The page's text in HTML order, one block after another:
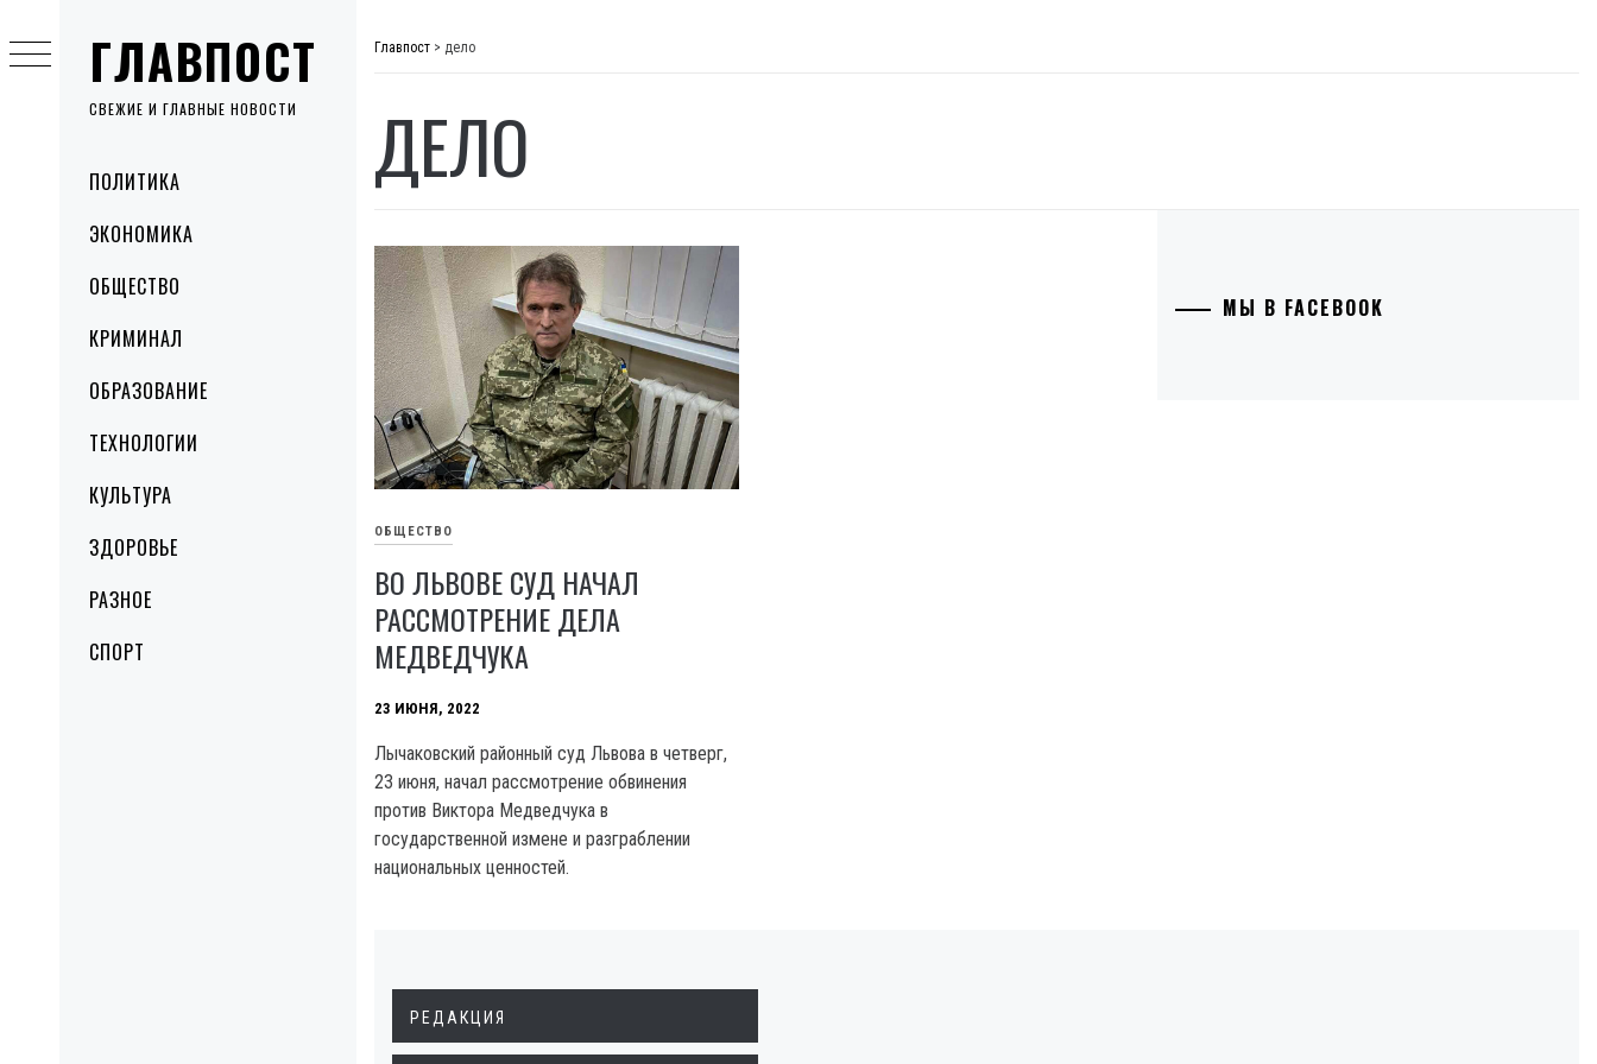
ГЛАВПОСТ
СВЕЖИЕ И ГЛАВНЫЕ НОВОСТИ
MenuПОЛИТИКА
ЭКОНОМИКА
ОБЩЕСТВО
КРИМИНАЛ
ОБРАЗОВАНИЕ
ТЕХНОЛОГИИ
КУЛЬТУРА
ЗДОРОВЬЕ
РАЗНОЕ
СПОРТ
to
content
Главпост > дело
ДЕЛО
ОБЩЕСТВО
ВО ЛЬВОВЕ СУД НАЧАЛ
РАССМОТРЕНИЕ ДЕЛА
МЕДВЕДЧУКА
23 ИЮНЯ, 2022
Лычаковский районный суд Львова в четверг,
23 июня, начал рассмотрение обвинения
против Виктора Медведчука в
государственной измене и разграблении
национальных ценностей.
МЫ В FACEBOOK
РЕДАКЦИЯ